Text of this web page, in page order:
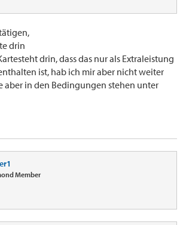
drin
drin, dass das nur als Extraleistung
ist, hab ich mir aber nicht weiter
aber in den Bedingungen stehen unter
Member